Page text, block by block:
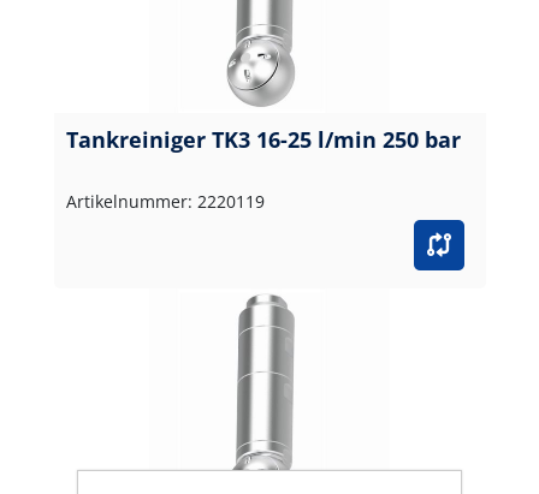
Tankreiniger TK3 16-25 l/min 250 bar
Artikelnummer: 2220119